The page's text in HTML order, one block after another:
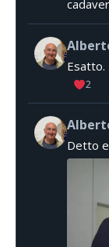
Esatto.
2
Detto